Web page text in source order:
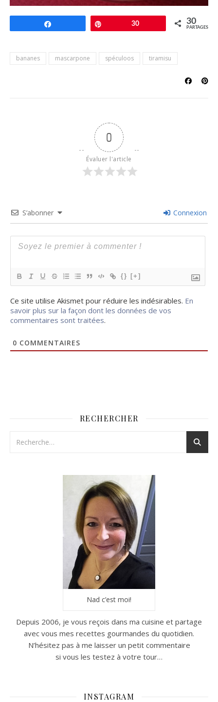
30 30
PARTAGES
bananes mascarpone spéculoos tiramisu
0
Évaluer l'article
S’abonner Connexion
{} [+]
Ce site utilise Akismet pour réduire les indésirables. En
savoir plus sur la façon dont les données de vos
commentaires sont traitées.
0 COMMENTAIRES
RECHERCHER
Nad c’est moi!
Depuis 2006, je vous reçois dans ma cuisine et partage
avec vous mes recettes gourmandes du quotidien.
N’hésitez pas à me laisser un petit commentaire
si vous les testez à votre tour…
INSTAGRAM